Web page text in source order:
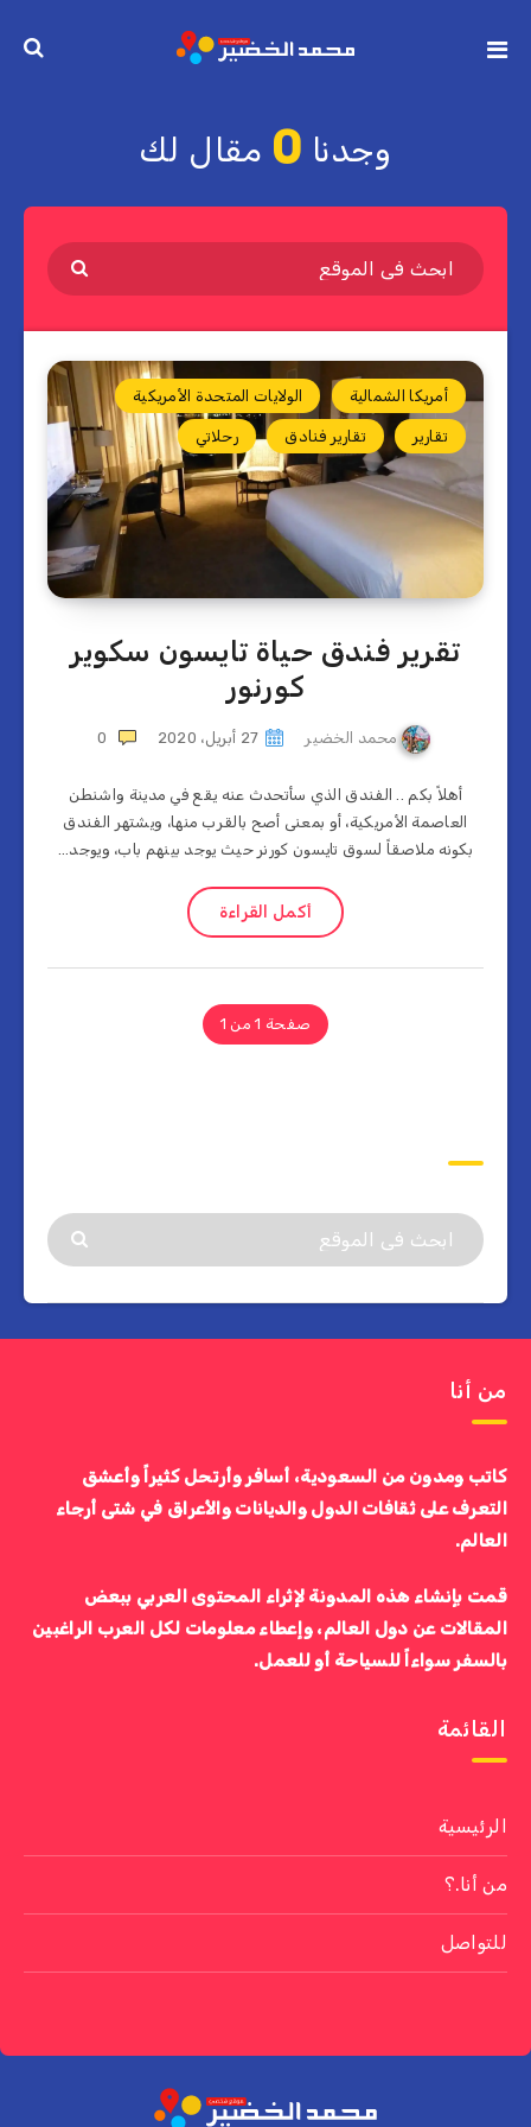
وجدنا 0 مقال لك
أمريكا الشمالية الولايات المتحدة الأمريكية
تقارير تقارير فنادق رحلاتي
تقرير فندق حياة تايسون سكوير
كورنور
محمد الخضير 27 أبريل، 2020 0
أهلاً بكم .. الفندق الذي سأتحدث عنه يقع في مدينة واشنطن
العاصمة الأمريكية، أو بمعنى أصح بالقرب منها، ويشتهر الفندق
بكونه ملاصقاً لسوق تايسون كورنر حيث يوجد بينهم باب، ويوجد…
أكمل القراءة
صفحة 1 من 1
من أنا
كاتب ومدون من السعودية، أسافر وأرتحل كثيراً وأعشق
التعرف على ثقافات الدول والديانات والأعراق في شتى أرجاء
العالم.
قمت بإنشاء هذه المدونة لإثراء المحتوى العربي ببعض
المقالات عن دول العالم، وإعطاء معلومات لكل العرب الراغبين
بالسفر سواءاً للسياحة أو للعمل.
القائمة
الرئيسية
من أنا.؟
للتواصل